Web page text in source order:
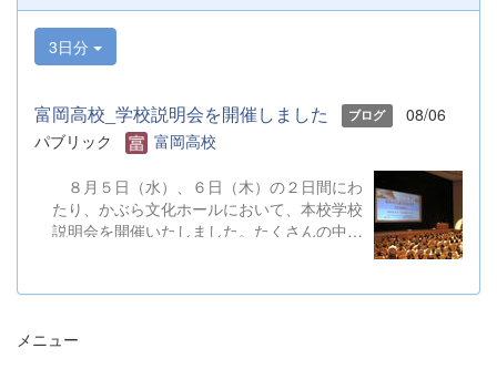
3日分
富岡高校_学校説明会を開催しました ブログ
08/06
パブリック
富岡高校
８月５日（水）、６日（木）の２日間にわ
たり、かぶら文化ホールにおいて、本校学校
説明会を開催いたしました。たくさんの中学
した。 また、各日およそ80名のボランテ
明、探究発表などの運営に携わりました。生
メニュー